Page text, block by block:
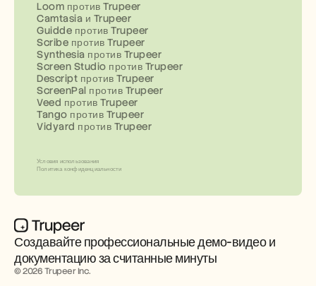
Создавайте профессиональные демо-видео и
документацию за считанные минуты
© 2026 Trupeer Inc.
Loom против Trupeer
Camtasia и Trupeer
Guidde против Trupeer
Scribe против Trupeer
Synthesia против Trupeer
Screen Studio против Trupeer
Descript против Trupeer
ScreenPal против Trupeer
Veed против Trupeer
Tango против Trupeer
Vidyard против Trupeer
Условия использования
Политика конфиденциальности